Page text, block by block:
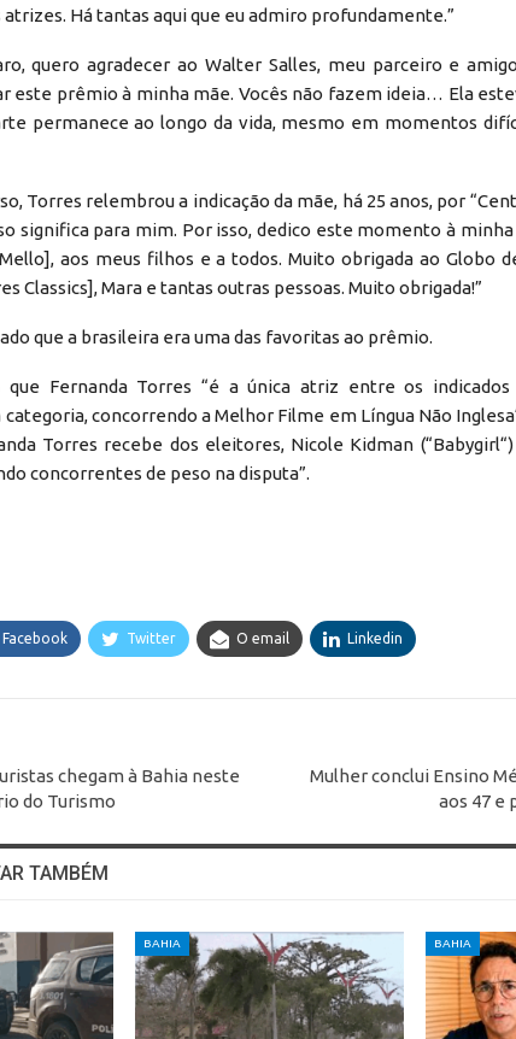
Há tantas aqui que eu admiro profundamente.”
quero agradecer ao Walter Salles, meu parceiro e
este prêmio à minha mãe. Vocês não fazem ideia… Ela
permanece ao longo da vida, mesmo em momentos
Torres relembrou a indicação da mãe, há 25 anos, por
significa para mim. Por isso, dedico este momento à
aos meus filhos e a todos. Muito obrigada ao Globo
Classics], Mara e tantas outras pessoas. Muito obrigada!”
que a brasileira era uma das favoritas ao prêmio.
que Fernanda Torres “é a única atriz entre os
concorrendo a Melhor Filme em Língua Não
Torres recebe dos eleitores, Nicole Kidman
concorrentes de peso na disputa”.
Facebook Twitter O email Linkedin
chegam à Bahia neste
do Turismo
Mulher conclui Ensino
aos 47 e
TAMBÉM
BAHIA BAHIA